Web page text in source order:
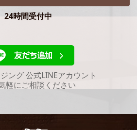
24時間受付中
ング 公式LINEアカウント
軽にご相談ください